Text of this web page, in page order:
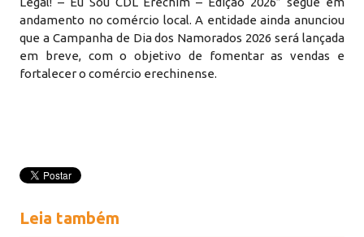
andamento no comércio local. A entidade ainda anunciou
que a Campanha de Dia dos Namorados 2026 será lançada
em breve, com o objetivo de fomentar as vendas e
fortalecer o comércio erechinense.
Leia também